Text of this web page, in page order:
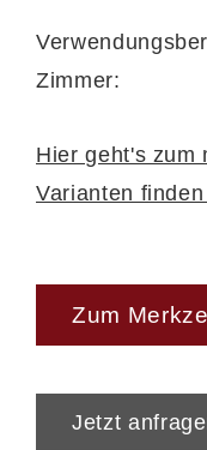
Zimmer:
Hier geht's zum
Varianten
Zum
Jetzt